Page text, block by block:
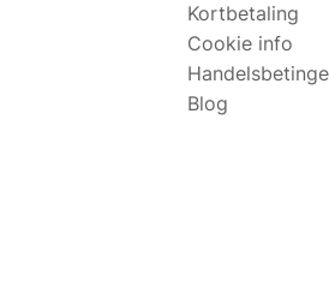
Kortbetaling
Cookie info
Blog